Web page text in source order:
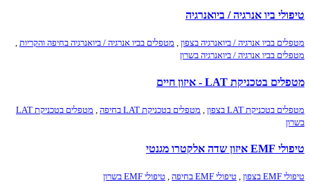
טיפולי ביו אנרגיה / ביואנרגיה
מטפלים בביו אנרגיה / ביואנרגיה בצפון , מטפלים בביו אנרגיה / ביואנרגיה בחיפה והקריות ,
מטפלים בביו אנרגיה / ביואנרגיה בשרון
מטפלים בטכניקת LAT - איזון חיים
מטפלים בטכניקת LAT בצפון מטפלים בטכניקת LAT בחיפה
מטפלים בטכניקת LAT
בשרון
טיפולי EMF איזון שדה אלקטרו מגנטי
טיפולי EMF בצפון , טיפולי EMF בחיפה , טיפולי EMF בשרון